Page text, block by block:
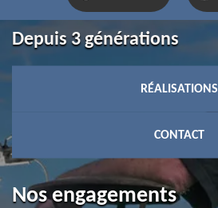
Depuis 3 générations
RÉALISATIONS
CONTACT
Nos engagements